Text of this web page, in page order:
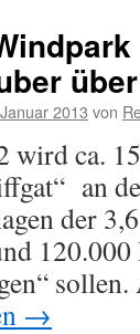
2013 von
wird ca.
an
der
→